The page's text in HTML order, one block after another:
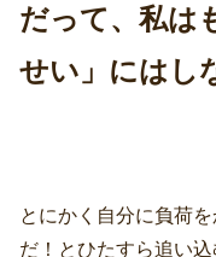
だって、私は
せい」にはし
とにかく自分に負荷
だ！とひたすら追い